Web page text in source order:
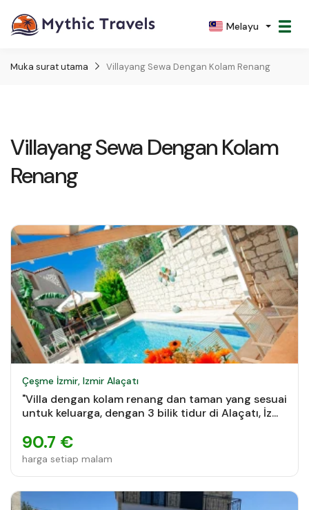
Melayu
Muka surat utama Villayang Sewa Dengan Kolam Renang
Villayang Sewa Dengan Kolam
Renang
Çeşme İzmir, Izmir Alaçatı
"Villa dengan kolam renang dan taman yang sesuai
untuk keluarga, dengan 3 bilik tidur di Alaçatı, İz...
90.7 €
harga setiap malam